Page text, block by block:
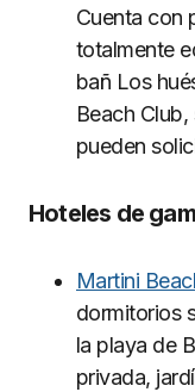
Cuenta con
totalmente
bañ Los
Beach
pueden
Hoteles de
Martini
dormitorios
la playa de
privada,